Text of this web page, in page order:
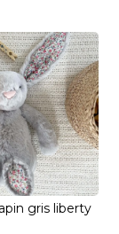
gris liberty